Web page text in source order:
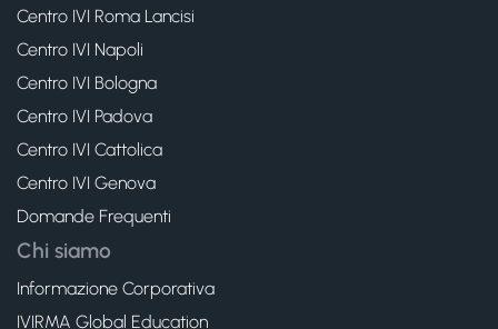
Centro IVI Roma Lancisi
Centro IVI Napoli
Centro IVI Bologna
Centro IVI Padova
Centro IVI Cattolica
Centro IVI Genova
Domande Frequenti
Chi siamo
Informazione Corporativa
IVIRMA Global Education